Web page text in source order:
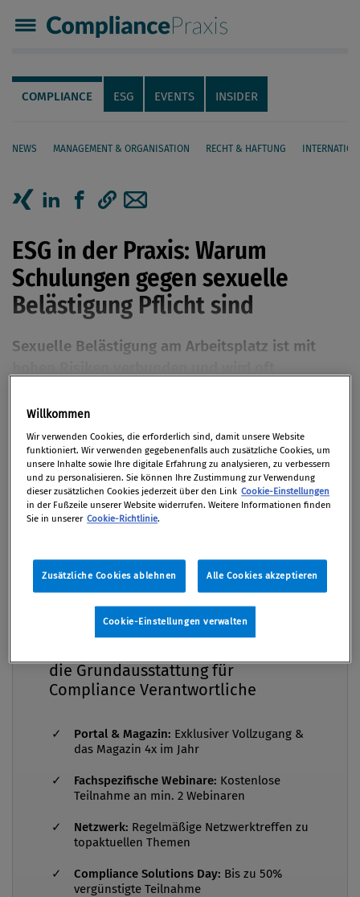
Compliance Praxis
Servicenavigation
Navigation
COMPLIANCE ESG EVENTS INSIDER
NEWS MANAGEMENT & ORGANISATION RECHT & HAFTUNG
Seiteninhalt
ESG in der Praxis: Warum
Schulungen gegen sexuelle
Belästigung Pflicht sind
Sexuelle Belästigung am Arbeitsplatz ist mit
unternehmerischen Pflicht. Schulungen schaffen
Handlungssicherheit und fördern eine
respektvolle Unternehmenskultur. Wer jetzt
handelt, schützt und stärkt das Unternehmen.
VonLisa-Maria Mair MSc, MBA
2/2025, S. 8
Andrea liebte ihren Job. Kreatives Arbeiten, ein
entspannter Atmosphäre – es hätte perfekt sein
können. Doch dann kam dieser eine Abend. Beim
stützte sich mit seiner Hand auf ihrem
erstarren ließ. Eine unangenehme Berührung und
gemeint, doch mit einem Unterton, der keine
Missverständnisse zuließ. Sie lachte ...
Compliance Praxis Premium
die Grundausstattung für
Compliance Verantwortliche
Portal & Magazin: Exklusiver Vollzugang &
das Magazin 4x im Jahr
Fachspezifische Webinare: Kostenlose
Teilnahme an min. 2 Webinaren
Netzwerk: Regelmäßige Netzwerktreffen zu
topaktuellen Themen
Compliance Solutions Day: Bis zu 50%
vergünstigte Teilnahme
Willkommen
Wir verwenden Cookies, die erforderlich sind, damit unsere Website
funktioniert. Wir verwenden gegebenenfalls auch zusätzliche Cookies, um
unsere Inhalte sowie Ihre digitale Erfahrung zu analysieren, zu verbessern
und zu personalisieren. Sie können Ihre Zustimmung zur Verwendung
dieser zusätzlichen Cookies jederzeit über den Link Cookie-Einstellungen
in der Fußzeile unserer Website widerrufen. Weitere Informationen finden
Sie in unserer Cookie-Richtlinie.
Zusätzliche Cookies ablehnen Alle Cookies akzeptieren
Cookie-Einstellungen verwalten